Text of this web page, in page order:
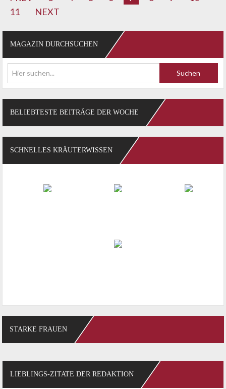
11
NEXT
MAGAZIN DURCHSUCHEN
Suchen
BELIEBTESTE BEITRÄGE DER WOCHE
SCHNELLES KRÄUTERWISSEN
STARKE FRAUEN
LIEBLINGS-ZITATE DER REDAKTION